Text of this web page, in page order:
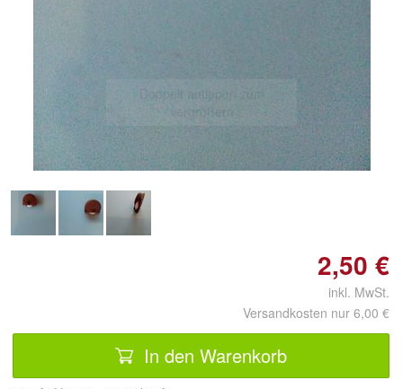
Doppelt antippen zum
vergrößern
2,50 €
inkl. MwSt.
Versandkosten nur 6,00 €
In den Warenkorb